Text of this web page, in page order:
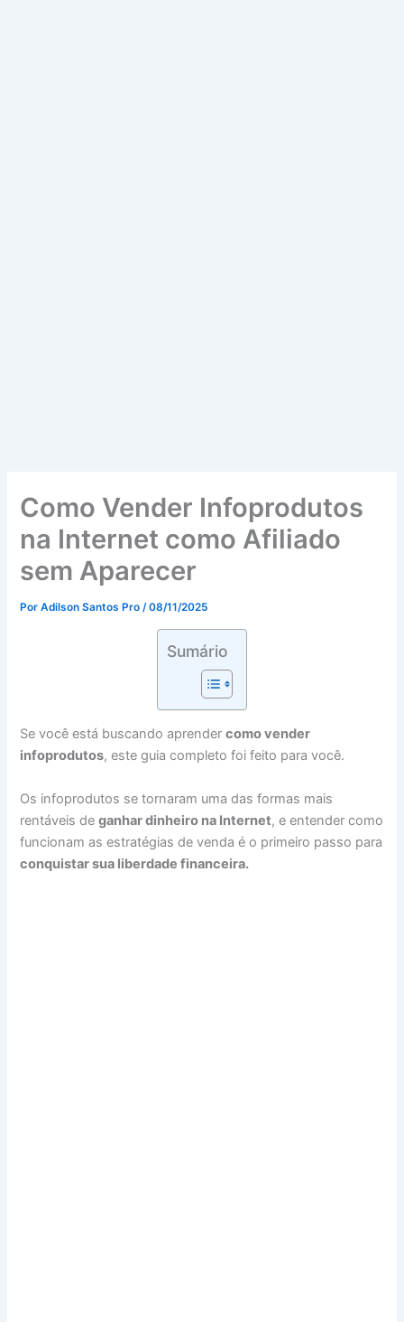
Como Vender Infoprodutos
na Internet como Afiliado
sem Aparecer
PorAdilson Santos Pro/08/11/2025
Sumário
Se você está buscando aprendercomo vender
infoprodutos, este guia completo foi feito para você.
Os infoprodutos se tornaram uma das formas mais
rentáveis deganhar dinheiro na Internet, e entender como
funcionam as estratégias de venda é o primeiro passo para
conquistar sua liberdade financeira.